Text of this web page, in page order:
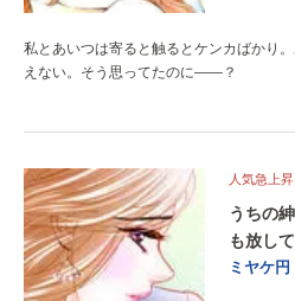
私とあいつは寄ると触るとケンカばかり
えない。そう思ってたのに――？
人気急上
うちの
も放し
ミヤケ円